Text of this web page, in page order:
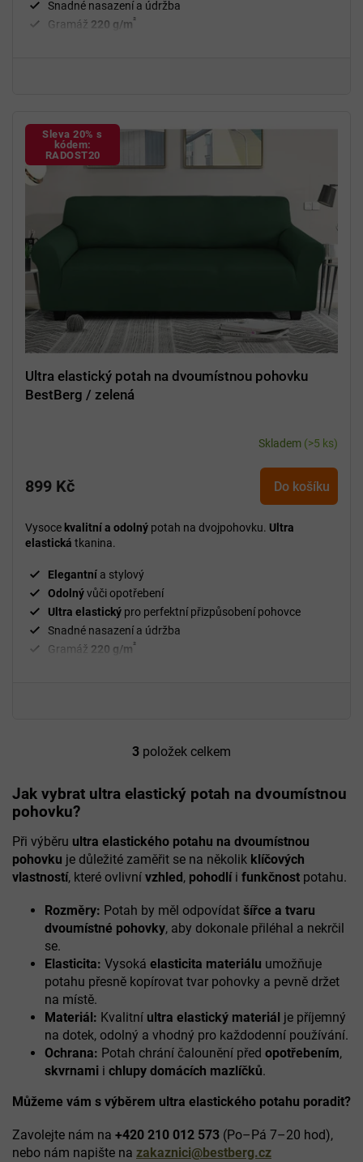
Snadné nasazení a údržba
Gramáž 220 g/m²
Sleva 20% s
kódem:
RADOST20
Ultra elastický potah na dvoumístnou pohovku
BestBerg / zelená
Skladem (>5 ks)
899 Kč Do košíku
Vysoce kvalitní a odolný potah na dvojpohovku. Ultra
elastická tkanina.
Elegantní a stylový
Odolnývůči opotřebení
Ultra elastický pro perfektní přizpůsobení pohovce
Snadné nasazení a údržba
Gramáž 220 g/m²
O
l
á
a
c
í
p
v
k
v
ý
p
s
u
3 položek celkem
Jak vybrat ultra elastický potah na dvoumístnou
pohovku?
Při výběru ultra elastického potahu na dvoumístnou
pohovku je důležité zaměřit se na několik klíčových
vlastností, které ovlivní vzhled , pohodlíi funkčnost potahu.
Rozměry: Potah by měl odpovídat šířce a tvaru
dvoumístné pohovky, aby dokonale přiléhal a nekrčil
se.
Elasticita: Vysoká elasticita materiálu umožňuje
potahu přesně kopírovat tvar pohovky a pevně držet
na místě.
Materiál: Kvalitní ultra elastický materiál je příjemný
na dotek, odolný a vhodný pro každodenní používání.
Ochrana: Potah chrání čalounění před opotřebením,
skvrnami i chlupy domácích mazlíčků.
Můžeme vám s výběrem ultra elastického potahu poradit?
Zavolejte nám na +420 210 012 573 (Po–Pá 7–20 hod),
nebo nám napište na zakaznici@bestberg.cz